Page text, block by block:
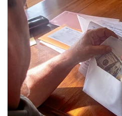
Thể thao